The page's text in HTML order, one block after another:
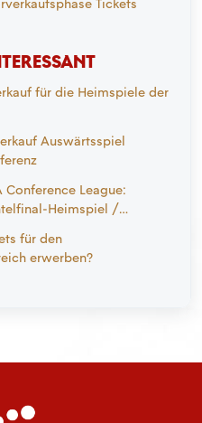
für die Heimspiele der
Auswärtsspiel
Conference League:
Heimspiel /
in Leverkusen
für den
erwerben?